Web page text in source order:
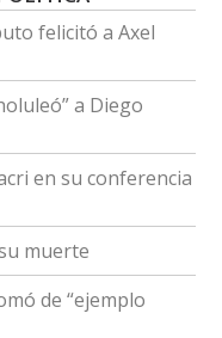
felicitó a Axel
a Diego
en su conferencia
muerte
de “ejemplo